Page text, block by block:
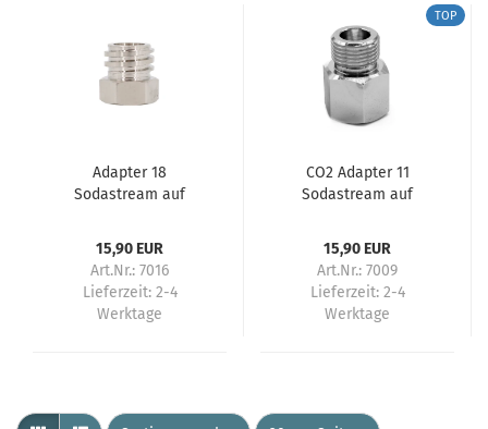
Adapter 18
Sodastream auf
15,90 EUR
Art.Nr.: 7016
Lieferzeit: 2-4
Werktage
TOP
CO2 Adapter 11
Sodastream auf
15,90 EUR
Art.Nr.: 7009
Lieferzeit: 2-4
Werktage